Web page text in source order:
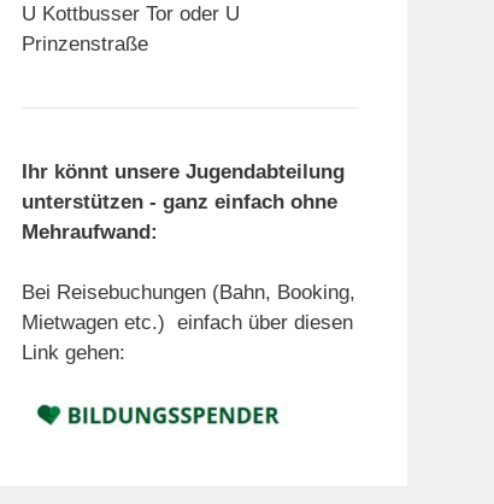
U Kottbusser Tor oder U
Prinzenstraße
Ihr könnt unsere Jugendabteilung
unterstützen - ganz einfach ohne
Mehraufwand:
Bei Reisebuchungen (Bahn, Booking,
Mietwagen etc.) einfach über diesen
Link gehen: